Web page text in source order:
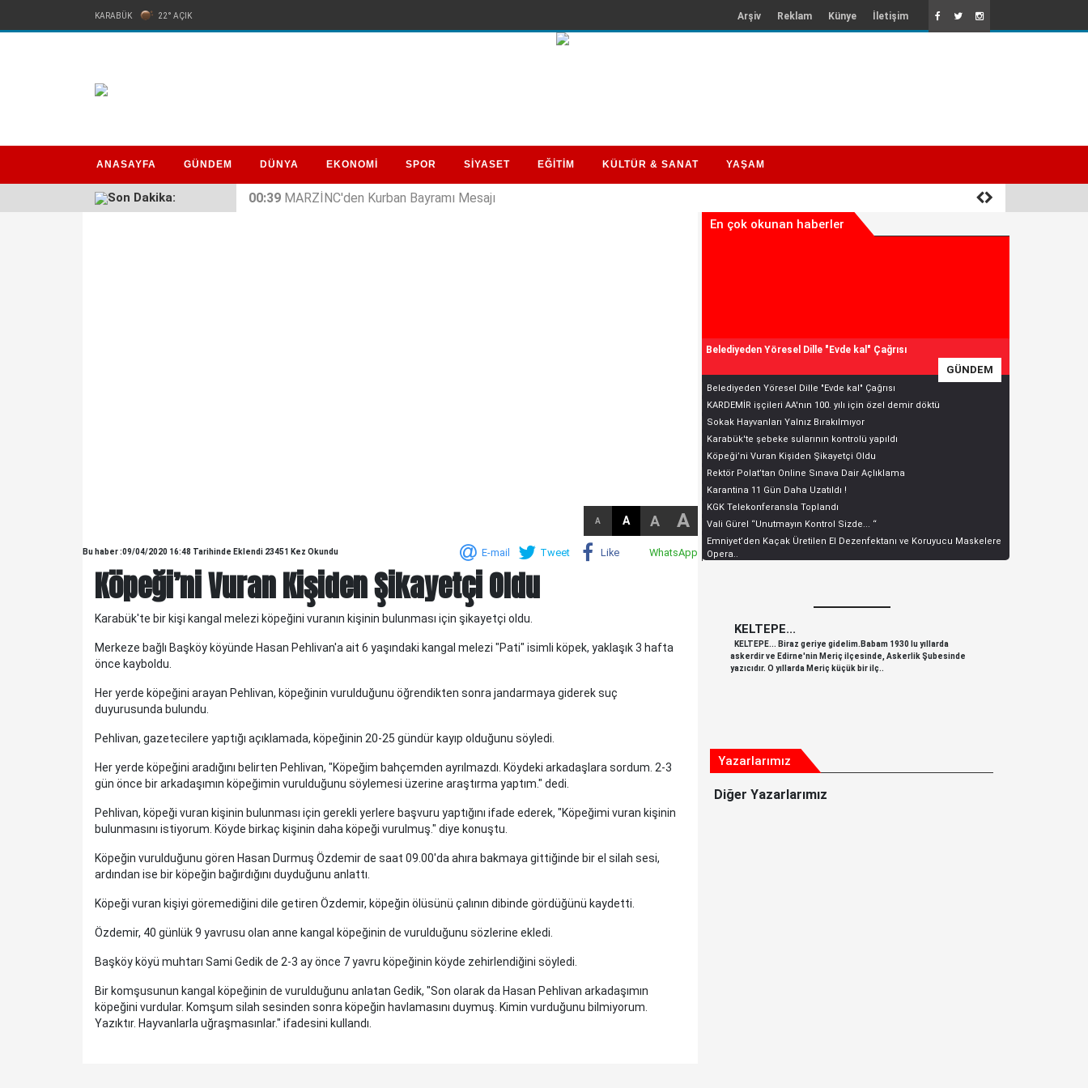
KARABÜK 22° AÇIK Arşiv Reklam Künye İletişim
ANASAYFA GÜNDEM DÜNYA EKONOMİ SPOR SİYASET EĞİTİM KÜLTÜR & SANAT YAŞAM
Son Dakika: 00:39 MARZİNC'den Kurban Bayramı Mesajı
A A A A
Bu haber :09/04/2020 16:48 Tarihinde Eklendi 23451 Kez Okundu E-mail Tweet Like WhatsApp
Köpeği’ni Vuran Kişiden Şikayetçi Oldu
Karabük'te bir kişi kangal melezi köpeğini vuranın kişinin bulunması için şikayetçi oldu.
Merkeze bağlı Başköy köyünde Hasan Pehlivan'a ait 6 yaşındaki kangal melezi "Pati" isimli köpek, yaklaşık 3 hafta
önce kayboldu.
Her yerde köpeğini arayan Pehlivan, köpeğinin vurulduğunu öğrendikten sonra jandarmaya giderek suç
duyurusunda bulundu.
Pehlivan, gazetecilere yaptığı açıklamada, köpeğinin 20-25 gündür kayıp olduğunu söyledi.
Her yerde köpeğini aradığını belirten Pehlivan, "Köpeğim bahçemden ayrılmazdı. Köydeki arkadaşlara sordum. 2-3
gün önce bir arkadaşımın köpeğimin vurulduğunu söylemesi üzerine araştırma yaptım." dedi.
Pehlivan, köpeği vuran kişinin bulunması için gerekli yerlere başvuru yaptığını ifade ederek, "Köpeğimi vuran kişinin
bulunmasını istiyorum. Köyde birkaç kişinin daha köpeği vurulmuş." diye konuştu.
Köpeğin vurulduğunu gören Hasan Durmuş Özdemir de saat 09.00'da ahıra bakmaya gittiğinde bir el silah sesi,
ardından ise bir köpeğin bağırdığını duyduğunu anlattı.
Köpeği vuran kişiyi göremediğini dile getiren Özdemir, köpeğin ölüsünü çalının dibinde gördüğünü kaydetti.
Özdemir, 40 günlük 9 yavrusu olan anne kangal köpeğinin de vurulduğunu sözlerine ekledi.
Başköy köyü muhtarı Sami Gedik de 2-3 ay önce 7 yavru köpeğinin köyde zehirlendiğini söyledi.
Bir komşusunun kangal köpeğinin de vurulduğunu anlatan Gedik, "Son olarak da Hasan Pehlivan arkadaşımın
köpeğini vurdular. Komşum silah sesinden sonra köpeğin havlamasını duymuş. Kimin vurduğunu bilmiyorum.
Yazıktır. Hayvanlarla uğraşmasınlar." ifadesini kullandı.
En çok okunan haberler
Belediyeden Yöresel Dille "Evde kal" Çağrısı
GÜNDEM
Belediyeden Yöresel Dille "Evde kal" Çağrısı
KARDEMİR işçileri AA'nın 100. yılı için özel demir döktü
Sokak Hayvanları Yalnız Bırakılmıyor
Karabük'te şebeke sularının kontrolü yapıldı
Köpeği’ni Vuran Kişiden Şikayetçi Oldu
Rektör Polat’tan Online Sınava Dair Açlıklama
Karantina 11 Gün Daha Uzatıldı !
KGK Telekonferansla Toplandı
Vali Gürel “Unutmayın Kontrol Sizde... “
Emniyet’den Kaçak Üretilen El Dezenfektanı ve Koruyucu Maskelere
Opera..
KELTEPE...
KELTEPE... Biraz geriye gidelim.Babam 1930 lu yıllarda
askerdir ve Edirne'nin Meriç ilçesinde, Askerlik Şubesinde
yazıcıdır. O yıllarda Meriç küçük bir ilç..
KELTEPE...
KELTEPE... Biraz geriye gidelim.Babam 1930 lu yıllarda
askerdir ve Edirne'nin Meriç ilçesinde, Askerlik Şubesinde
KELTEPE...
KELTEPE... Biraz geriye gidelim.Babam 1930 lu yıllarda
askerdir ve Edirne'nin Meriç ilçesinde, Askerlik Şubesinde
yazıcıdır. O yıllarda Meriç küçük bir ilç..
Yazarlarımız
Diğer Yazarlarımız